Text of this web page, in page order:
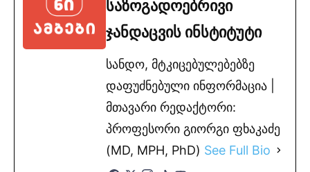
საზოგადოებრივი
ჯანდაცვის ინსტიტუტი
სანდო, მტკიცებულებებზე
დაფუძნებული ინფორმაცია |
მთავარი რედაქტორი:
პროფესორი გიორგი ფხაკაძე
(MD, MPH, PhD) See Full Bio